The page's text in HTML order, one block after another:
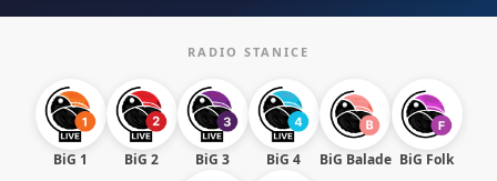
RADIO STANICE
BiG 1 BiG 2 BiG 3 BiG 4 BiG Balade BiG Folk